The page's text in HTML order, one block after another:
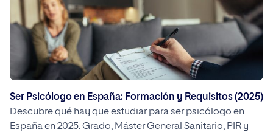
embargo, lo que muchos desconocen es que no solo se
limita a […]
Ser Psicólogo en España: Formación y Requisitos (2025)
Descubre qué hay que estudiar para ser psicólogo en
España en 2025: Grado, Máster General Sanitario, PIR y